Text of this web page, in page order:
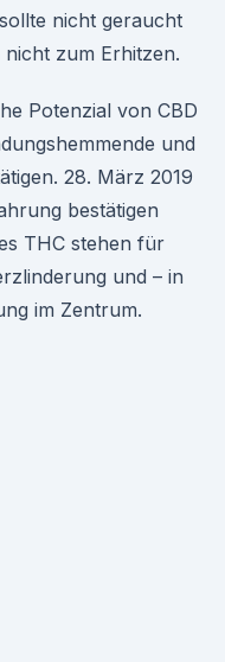
nicht geraucht
zum Erhitzen.
Potenzial von CBD
und
28. März 2019
bestätigen
THC stehen für
und – in
im Zentrum.